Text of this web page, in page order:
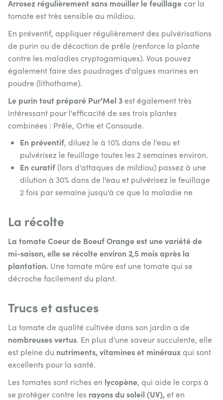
Arrosez régulièrement sans mouiller le feuillagecar la
tomate est très sensible au mildiou.
En préventif, appliquer régulièrement des pulvérisations
de purin ou de décoction de prêle (renforce la plante
contre les maladies cryptogamiques). Vous pouvez
également faire des poudrages d'algues marines en
poudre (lithothame).
Le purin tout préparé Pur'Mel 3est également très
intéressant pour l'efficacité de ses trois plantes
combinées : Prêle, Ortie et Consoude.
En préventif, diluez le à 10% dans de l'eau et
pulvérisez le feuillage toutes les 2 semaines environ.
En curatif(lors d'attaques de mildiou) passez à une
dilution à 30% dans de l'eau et pulvérisez le feuillage
2 fois par semaine jusqu'à ce que la maladie ne
La récolte
La tomate Coeur de Boeuf Orange est une variété de
mi-saison, elle se récolte environ 2,5 moisaprès la
plantation. Une tomate mûre est une tomate qui se
décroche facilement du plant.
Trucs et astuces
La tomate de qualité cultivée dans son jardin a de
nombreuses vertus. En plus d'une saveur succulente, elle
est pleine du nutriments, vitamines et minérauxqui sont
excellents pour la santé.
Les tomates sont riches en lycopène, qui aide le corps à
se protéger contre les rayons du soleil (UV), et en